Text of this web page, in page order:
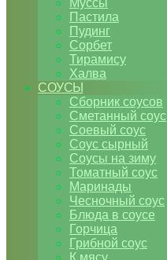
Муссы
Пастила
Пудинг
Сорбет
Тирамису
Халва
СОУСЫ
Сборник соусов
Сметанный соус
Соевый соус
Соус сырный
Соусы на зиму
Томатный соус
Маринады
Чесночный соус
Блюда в соусе
Горчица
Грибной соус
К мясу